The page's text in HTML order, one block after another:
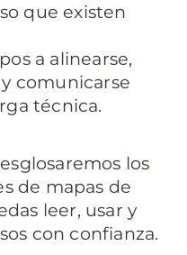
que existen
a alinearse,
comunicarse
técnica.
los
de mapas de
leer, usar y
con confianza.